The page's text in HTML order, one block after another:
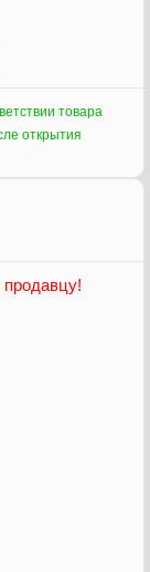
товара
открытия
продавцу!